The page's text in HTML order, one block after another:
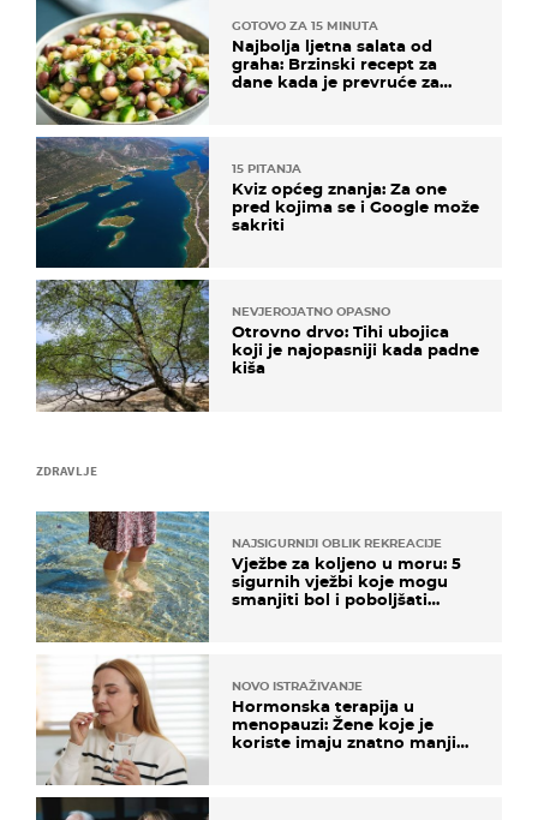
ZDRAVLJE
NAJSIGURNIJI OBLIK REKREACIJE
Vježbe za koljeno u moru: 5
sigurnih vježbi koje mogu
smanjiti bol i poboljšati
NOVO ISTRAŽIVANJE
Hormonska terapija u
menopauzi: Žene koje je
koriste imaju znatno manji
GOTOVO ZA 15 MINUTA
Najbolja ljetna salata od
graha: Brzinski recept za
dane kada je prevruće za
15 PITANJA
Kviz općeg znanja: Za one
pred kojima se i Google može
sakriti
NEVJEROJATNO OPASNO
Otrovno drvo: Tihi ubojica
koji je najopasniji kada padne
kiša